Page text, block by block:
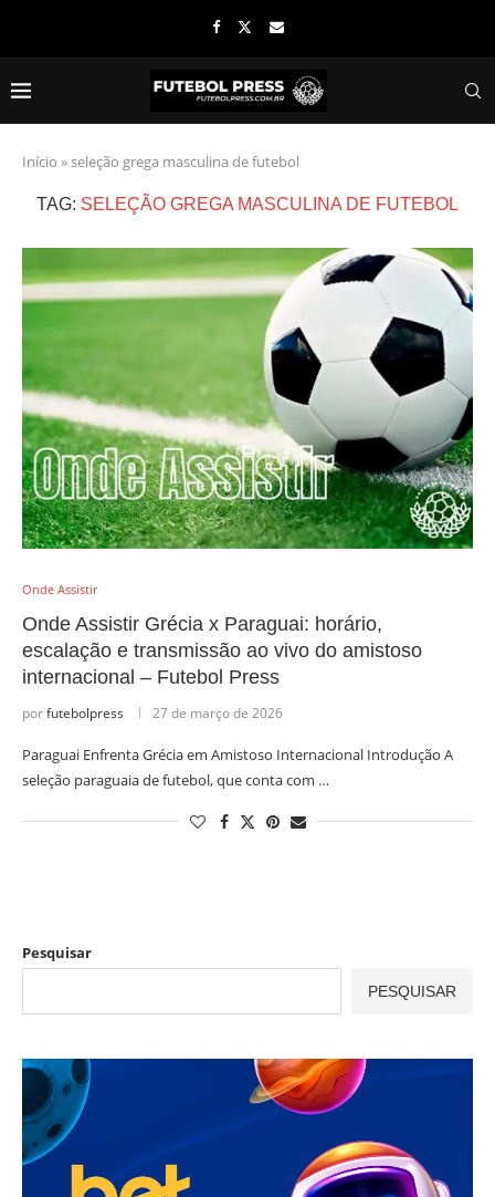
Início »seleção grega masculina de futebol
TAG: SELEÇÃO GREGA MASCULINA DE FUTEBOL
Onde Assistir
Onde Assistir Grécia x Paraguai: horário,
escalação e transmissão ao vivo do amistoso
internacional – Futebol Press
porfutebolpress 27 de março de 2026
Paraguai Enfrenta Grécia em Amistoso Internacional Introdução A
seleção paraguaia de futebol, que conta com …
Pesquisar
PESQUISAR